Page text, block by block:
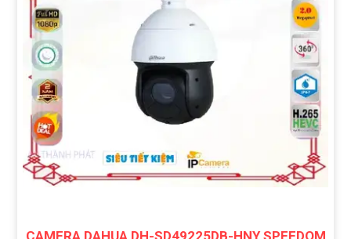
CAMERA DAHUA DH-SD49225DB-HNY SPEEDOM